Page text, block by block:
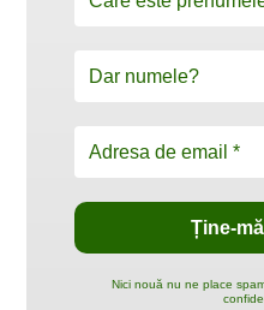
Nici nouă nu ne place